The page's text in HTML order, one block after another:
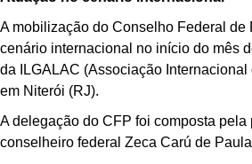
A mobilização do Conselho Federal
cenário internacional no início do mês
da ILGALAC (Associação
em Niterói (RJ).
A delegação do CFP foi composta
conselheiro federal Zeca Carú de